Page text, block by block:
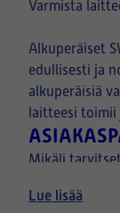
Varmista
Alkuperäiset
edullisesti ja
alkuperäisiä
laitteesi toimii
Mikäli
Lue lisää